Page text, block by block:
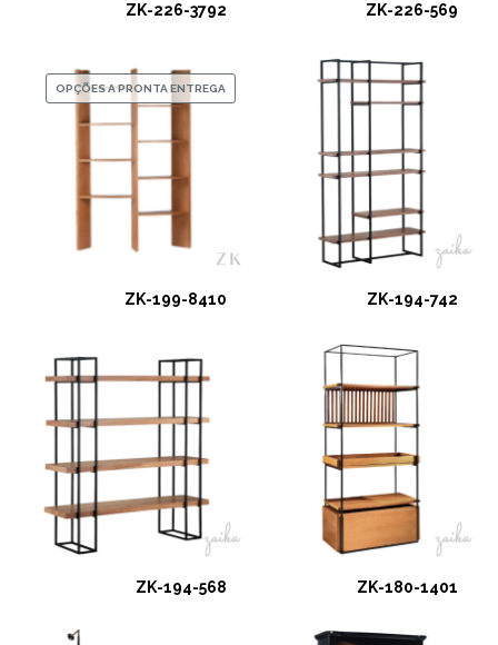
ZK-226-3792 ZK-226-569
OPÇÕES A PRONTA ENTREGA
ZK-199-8410 ZK-194-742
ZK-194-568 ZK-180-1401